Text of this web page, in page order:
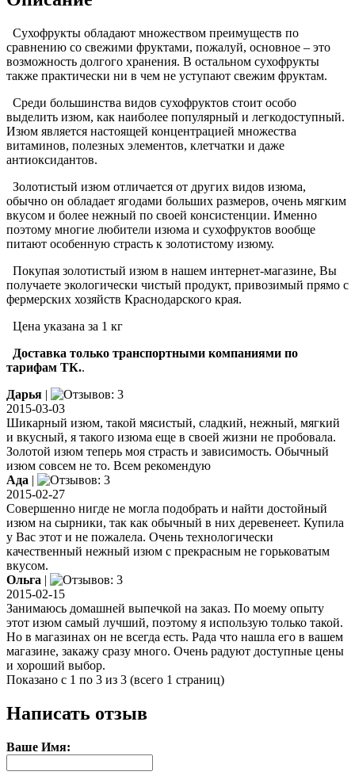
Сухофрукты обладают множеством преимуществ по
сравнению со свежими фруктами, пожалуй, основное – это
возможность долгого хранения. В остальном сухофрукты
также практически ни в чем не уступают свежим фруктам.
Среди большинства видов сухофруктов стоит особо
выделить изюм, как наиболее популярный и легкодоступный.
Изюм является настоящей концентрацией множества
витаминов, полезных элементов, клетчатки и даже
антиоксидантов.
Золотистый изюм отличается от других видов изюма,
обычно он обладает ягодами больших размеров, очень мягким
вкусом и более нежный по своей консистенции. Именно
поэтому многие любители изюма и сухофруктов вообще
питают особенную страсть к золотистому изюму.
Покупая золотистый изюм в нашем интернет-магазине, Вы
получаете экологически чистый продукт, привозимый прямо с
фермерских хозяйств Краснодарского края.
Цена указана за 1 кг
Доставка только транспортными компаниями по
тарифам ТК..
Дарья |
2015-03-03
Шикарный изюм, такой мясистый, сладкий, нежный, мягкий
и вкусный, я такого изюма еще в своей жизни не пробовала.
Золотой изюм теперь моя страсть и зависимость. Обычный
изюм совсем не то. Всем рекомендую
Ада |
2015-02-27
Совершенно нигде не могла подобрать и найти достойный
изюм на сырники, так как обычный в них деревенеет. Купила
у Вас этот и не пожалела. Очень технологически
качественный нежный изюм с прекрасным не горьковатым
вкусом.
Ольга |
2015-02-15
Занимаюсь домашней выпечкой на заказ. По моему опыту
этот изюм самый лучший, поэтому я использую только такой.
Но в магазинах он не всегда есть. Рада что нашла его в вашем
магазине, закажу сразу много. Очень радуют доступные цены
и хороший выбор.
Показано с 1 по 3 из 3 (всего 1 страниц)
Написать отзыв
Ваше Имя: